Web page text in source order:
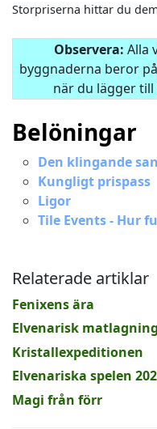
Storpriserna hittar du
Observera: Alla
byggnaderna beror
när du lägger till
Belöningar
Den klingande
Kungligt prispass
Ligor
Tile Events - Hur
Relaterade artiklar
Fenixens ära
Elvenarisk
Kristallexpeditionen
Elvenariska spelen
Magi från förr